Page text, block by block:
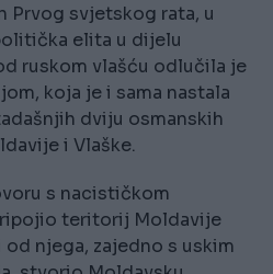
Prvog svjetskog rata, u
elita u dijelu
ruskom vlašću odlučila je
koja je i sama nastala
dviju osmanskih
i Vlaške.
s nacističkom
teritorij Moldavije
njega, zajedno s uskim